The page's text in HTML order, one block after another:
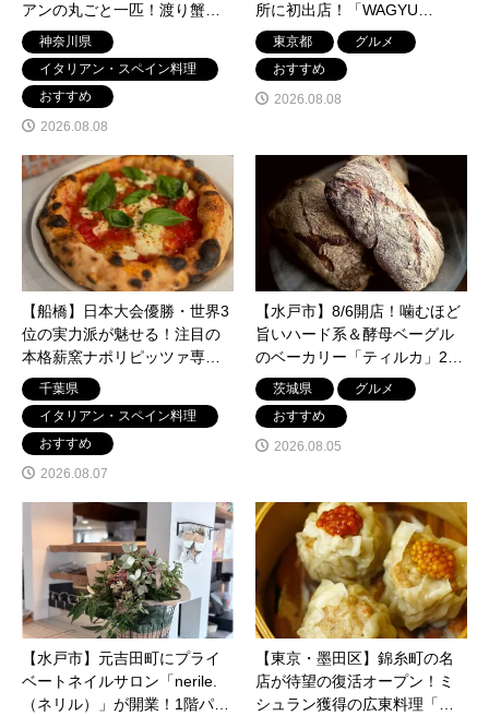
アンの丸ごと一匹！渡り蟹の
「濃厚カニクリームパスタ」
を目指して！
神奈川県
イタリアン・スペイン料理
おすすめ
2026.08.08
所に初出店！「WAGYU
YAKINIKU 日山」が8月8日オ
ープン
東京都
グルメ
おすすめ
2026.08.08
【船橋】日本大会優勝・世界3
位の実力派が魅せる！注目の
本格薪窯ナポリピッツァ専門
店「ピッツェリア ラルバ 34」
がオープン
千葉県
イタリアン・スペイン料理
おすすめ
2026.08.07
【水戸市】8/6開店！噛むほど
旨いハード系＆酵母ベーグル
のベーカリー「ティルカ」2階
はプライベートネイルサロン
「ネリル」
茨城県
グルメ
おすすめ
2026.08.05
【水戸市】元吉田町にプライ
ベートネイルサロン「nerile.
（ネリル）」が開業！1階パン
【東京・墨田区】錦糸町の名
店が待望の復活オープン！ミ
シュラン獲得の広東料理「大